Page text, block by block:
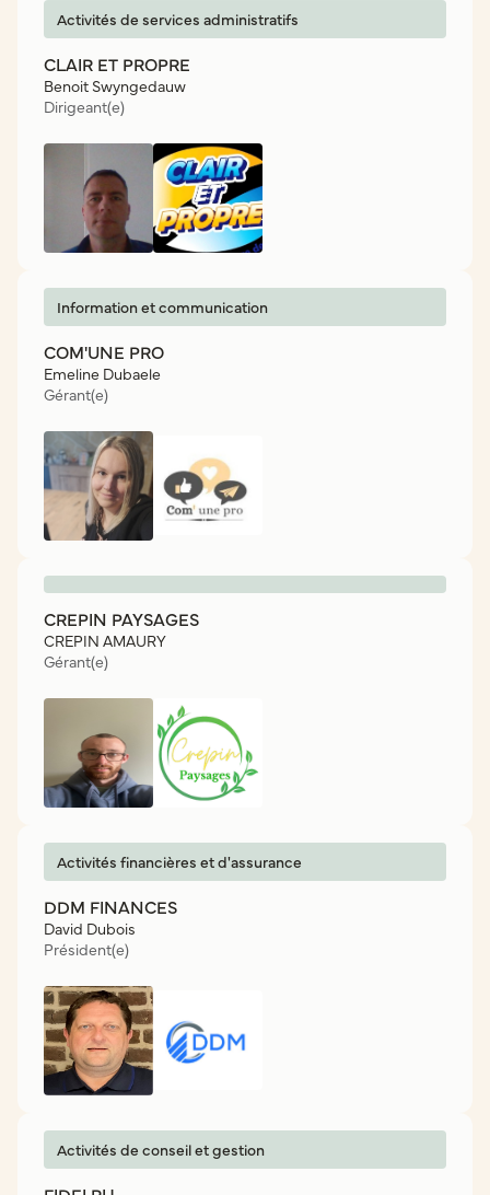
Activités de services administratifs
CLAIR ET PROPRE
Benoit Swyngedauw
Dirigeant(e)
Information et communication
COM'UNE PRO
Emeline Dubaele
Gérant(e)
CREPIN PAYSAGES
CREPIN AMAURY
Gérant(e)
Activités financières et d'assurance
DDM FINANCES
David Dubois
Président(e)
Activités de conseil et gestion